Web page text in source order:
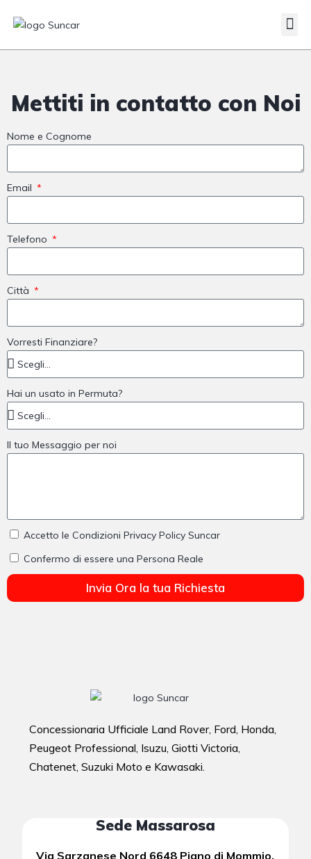
Mettiti in contatto con Noi
Nome e Cognome
Email
Telefono
Città
Vorresti Finanziare?
Hai un usato in Permuta?
Il tuo Messaggio per noi
Accetto le Condizioni Privacy Policy Suncar
Confermo di essere una Persona Reale
Invia Ora la tua Richiesta
Concessionaria Ufficiale Land Rover, Ford, Honda,
Peugeot Professional, Isuzu, Giotti Victoria,
Chatenet, Suzuki Moto e Kawasaki.
Sede Massarosa
Via Sarzanese Nord 6648 Piano di Mommio,